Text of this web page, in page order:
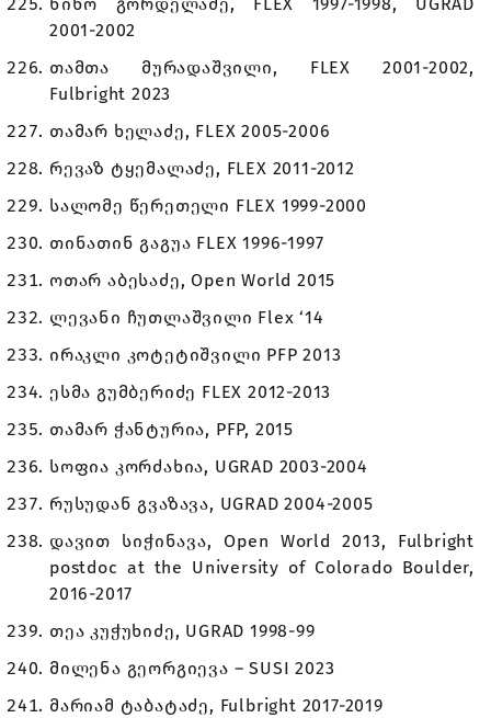
2001-2002
თამთა მურადაშვილი, FLEX 2001-2002,
Fulbright 2023
თამარ ხელაძე, FLEX 2005-2006
რევაზ ტყემალაძე, FLEX 2011-2012
სალომე წერეთელი FLEX 1999-2000
თინათინ გაგუა FLEX 1996-1997
ოთარ აბესაძე, Open World 2015
ლევანი ჩუთლაშვილი Flex ‘14
ირაკლი კოტეტიშვილი PFP 2013
ესმა გუმბერიძე FLEX 2012-2013
თამარ ჭანტურია, PFP, 2015
სოფია კორძახია, UGRAD 2003-2004
რუსუდან გვაზავა, UGRAD 2004-2005
დავით სიჭინავა, Open World 2013, Fulbright
postdoc at the University of Colorado Boulder,
2016-2017
თეა კუჭუხიძე, UGRAD 1998-99
მილენა გეორგიევა – SUSI 2023
მარიამ ტაბატაძე, Fulbright 2017-2019